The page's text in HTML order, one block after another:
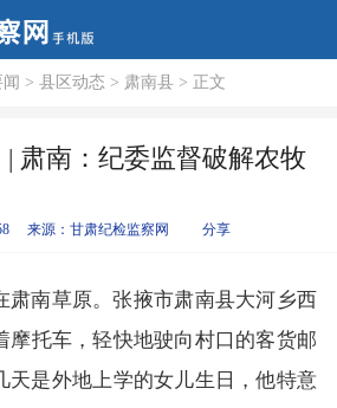
> 县区动态 > 肃南县 > 正文
肃南：纪委监督破解农牧
来源： 甘肃纪检监察网 分享
肃南草原。张掖市肃南县大河乡西
摩托车，轻快地驶向村口的客货邮
是外地上学的女儿生日，他特意